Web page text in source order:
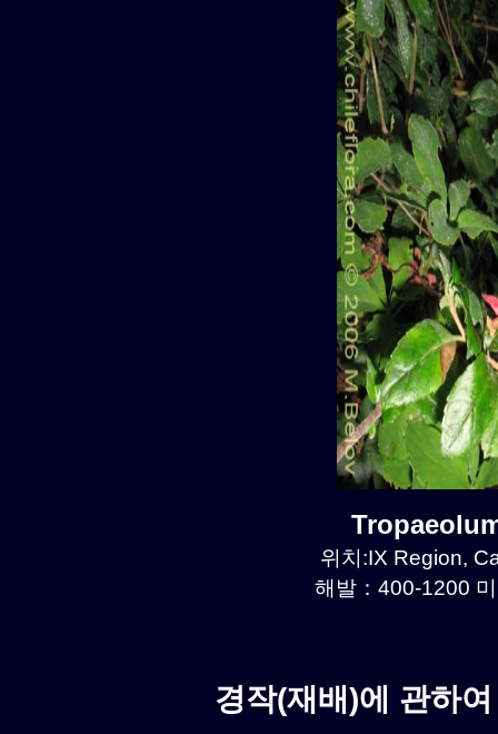
위치:IX Region,
해발：400-1200
경작(재배)에 관하